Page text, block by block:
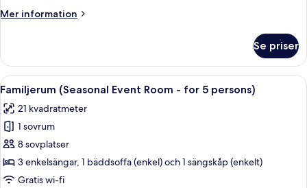
Mer information
Mer
(Seasonal
Event
Room)
Se priser
Öppna
alla
foton
för
Familjerum
(Seasonal
Event
Ett hotellrum med två sängar, ett
8
Familjerum (Seasonal Event Room - for 5 persons)
21 kvadratmeter
1 sovrum
8 sovplatser
3 enkelsängar, 1 bäddsoffa (enkel) och 1 sängskåp (enkelt)
Gratis wi-fi